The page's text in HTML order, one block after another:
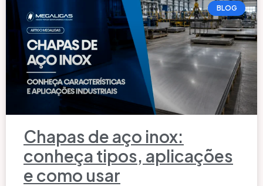
BLOG
Chapas de aço inox:
conheça tipos, aplicações
e como usar